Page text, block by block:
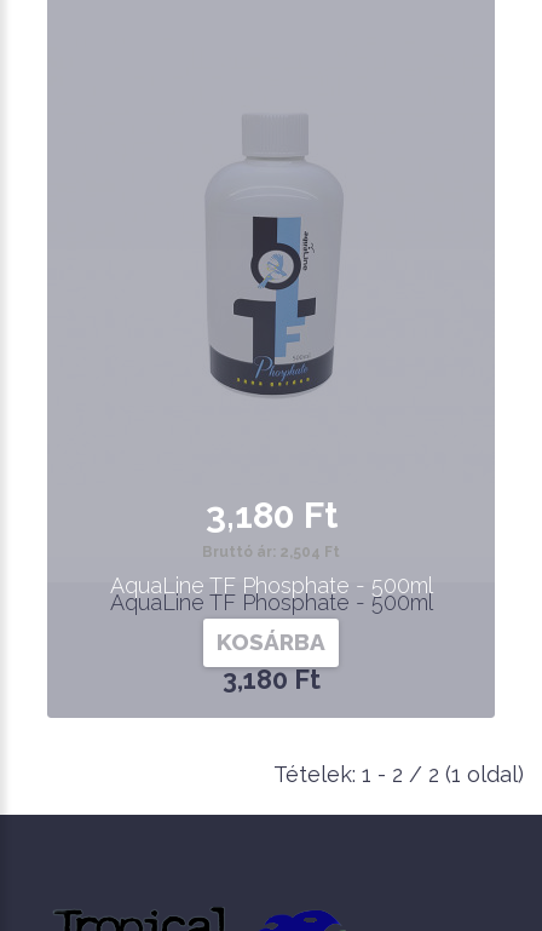
AquaLine TF Phosphate - 500ml
3,180 Ft
3,180 Ft
Bruttó ár: 2,504 Ft
AquaLine TF Phosphate - 500ml
KOSÁRBA
Tételek: 1 - 2 / 2 (1 oldal)